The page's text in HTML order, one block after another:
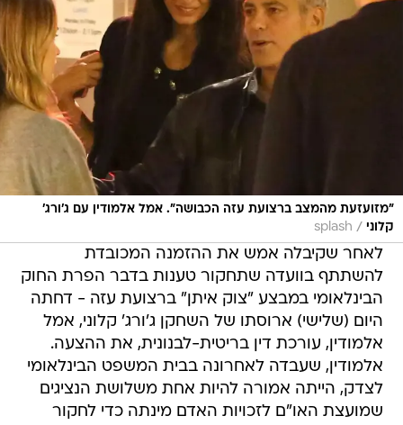
"מזועזעת מהמצב ברצועת עזה הכבושה". אמל אלמודין עם ג'ורג'
קלוני /
splash
לאחר שקיבלה אמש את ההזמנה המכובדת
להשתתף בוועדה שתחקור טענות בדבר הפרת החוק
הבינלאומי במבצע "צוק איתן" ברצועת עזה - דחתה
היום (שלישי) ארוסתו של השחקן ג'ורג' קלוני, אמל
אלמודין, עורכת דין בריטית-לבנונית, את ההצעה.
אלמודין, שעבדה לאחרונה בבית המשפט הבינלאומי
לצדק, הייתה אמורה להיות אחת משלושת הנציגים
שמועצת האו"ם לזכויות האדם מינתה כדי לחקור